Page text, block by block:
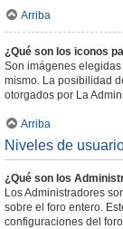
Arriba
¿Qué son los iconos
Son imágenes
mismo. La posibilidad
otorgados por La
Arriba
Niveles de
¿Qué son los
Los Administradores
sobre el foro entero.
configuraciones del